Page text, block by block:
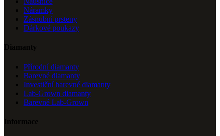
Náramky
Zásnubní prsteny
Dárkové poukazy
Diamanty
Přírodní diamanty
Barevné diamanty
Investiční barevné diamanty
Lab-Grown diamanty
Barevné Lab-Grown
Informace